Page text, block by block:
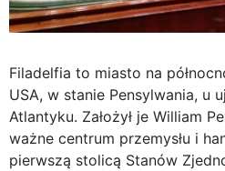
Filadelfia to miasto na
USA, w stanie Pensylwania, u
Atlantyku. Założył je William
ważne centrum przemysłu i
pierwszą stolicą Stanów